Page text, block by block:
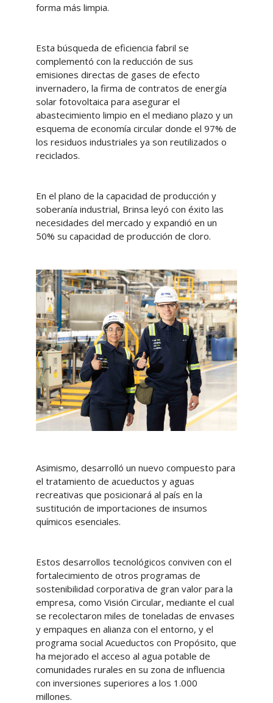
forma más limpia.
Esta búsqueda de eficiencia fabril se
complementó con la reducción de sus
emisiones directas de gases de efecto
invernadero, la firma de contratos de energía
solar fotovoltaica para asegurar el
abastecimiento limpio en el mediano plazo y un
esquema de economía circular donde el 97% de
los residuos industriales ya son reutilizados o
reciclados.
En el plano de la capacidad de producción y
soberanía industrial, Brinsa leyó con éxito las
necesidades del mercado y expandió en un
50% su capacidad de producción de cloro.
Asimismo, desarrolló un nuevo compuesto para
el tratamiento de acueductos y aguas
recreativas que posicionará al país en la
sustitución de importaciones de insumos
químicos esenciales.
Estos desarrollos tecnológicos conviven con el
fortalecimiento de otros programas de
sostenibilidad corporativa de gran valor para la
empresa, como Visión Circular, mediante el cual
se recolectaron miles de toneladas de envases
y empaques en alianza con el entorno, y el
programa social Acueductos con Propósito, que
ha mejorado el acceso al agua potable de
comunidades rurales en su zona de influencia
con inversiones superiores a los 1.000
millones.